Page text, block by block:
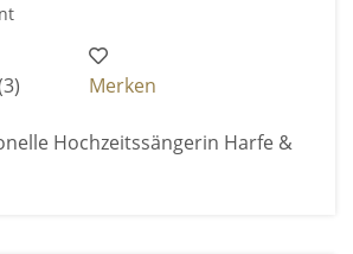
Merken
Hochzeitssängerin Harfe &